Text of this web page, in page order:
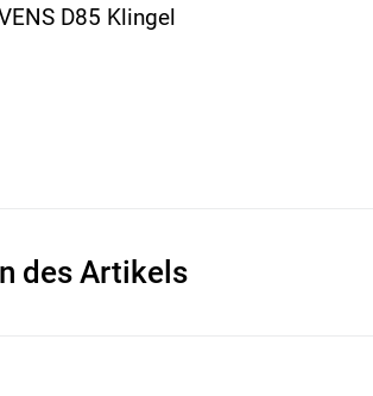
D85 Klingel
des Artikels